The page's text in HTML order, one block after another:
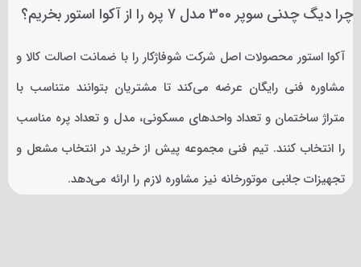
چرا دیگ چدنی سوپر 300 مدل 7 پره را از آکوا استور بخریم؟
آکوا استور محصولات اصل شرکت شوفاژکار را با ضمانت اصالت کالا و
مشاوره فنی رایگان عرضه می‌کند تا مشتریان بتوانند متناسب با
متراژ ساختمان و تعداد واحدهای مسکونی، مدل و تعداد پره مناسب
را انتخاب کنند. تیم فنی مجموعه پیش از خرید در انتخاب مشعل و
تجهیزات جانبی موتورخانه نیز مشاوره لازم را ارائه می‌دهد.